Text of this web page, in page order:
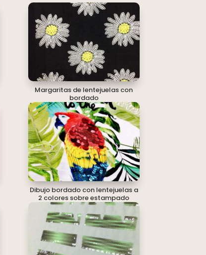
Margaritas de lentejuelas con
bordado
Dibujo bordado con lentejuelas a
2 colores sobre estampado